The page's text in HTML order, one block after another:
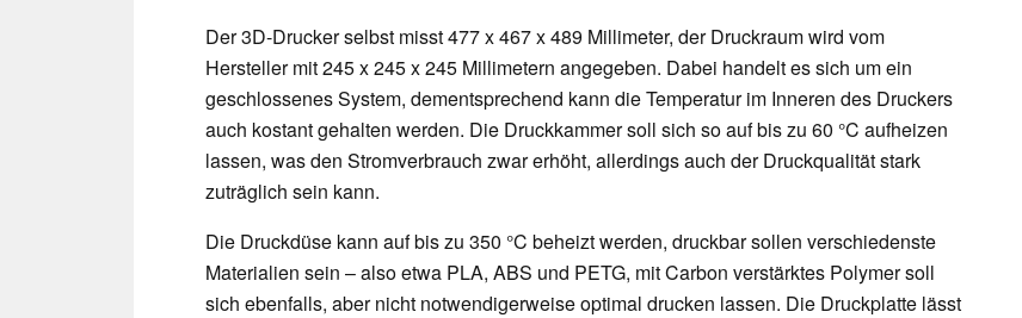
Der 3D-Drucker selbst misst 477 x 467 x 489 Millimeter, der Druckraum wird vom
Hersteller mit 245 x 245 x 245 Millimetern angegeben. Dabei handelt es sich um ein
geschlossenes System, dementsprechend kann die Temperatur im Inneren des Druckers
auch kostant gehalten werden. Die Druckkammer soll sich so auf bis zu 60 °C aufheizen
lassen, was den Stromverbrauch zwar erhöht, allerdings auch der Druckqualität stark
zuträglich sein kann.
Die Druckdüse kann auf bis zu 350 °C beheizt werden, druckbar sollen verschiedenste
Materialien sein – also etwa PLA, ABS und PETG, mit Carbon verstärktes Polymer soll
sich ebenfalls, aber nicht notwendigerweise optimal drucken lassen. Die Druckplatte lässt